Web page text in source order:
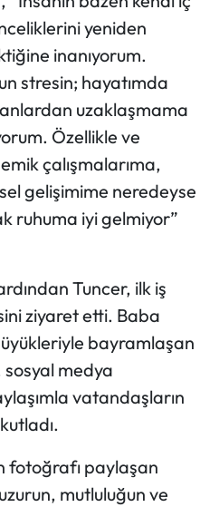
yeniden
inanıyorum.
stresin; hayatımda
uzaklaşmama
Özellikle ve
çalışmalarıma,
gelişimime neredeyse
ruhuma iyi gelmiyor”
Tuncer, ilk iş
ziyaret etti. Baba
bayramlaşan
medya
vatandaşların
fotoğrafı paylaşan
mutluluğun ve